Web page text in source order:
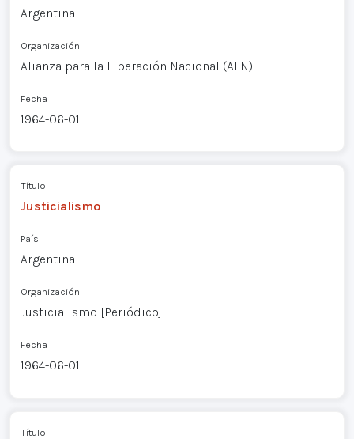
Argentina
Organización
Alianza para la Liberación Nacional (ALN)
Fecha
1964-06-01
Título
Justicialismo
País
Argentina
Organización
Justicialismo [Periódico]
Fecha
1964-06-01
Título